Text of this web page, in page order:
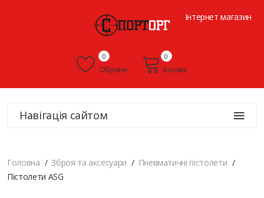
Інтернет магазин
Обране
0
Кошик
0
Навігація сайтом
Головна Зброя та аксесуари
Пневматичні пістолети
Пістолети ASG